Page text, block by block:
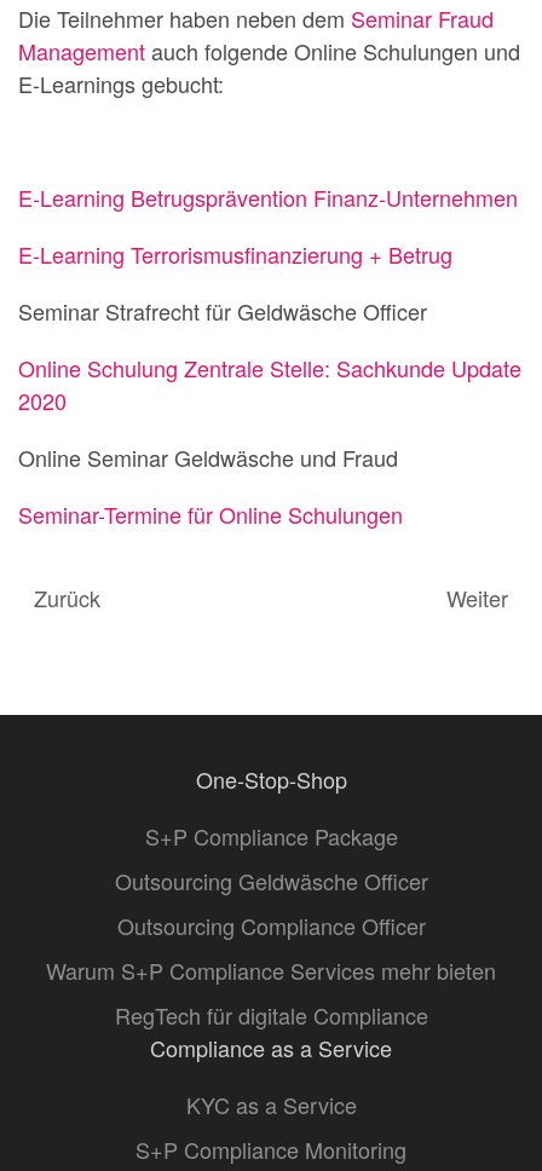
Die Teilnehmer haben neben dem Seminar Fraud
Managementauch folgende Online Schulungen und
E-Learnings gebucht:
E-Learning Betrugsprävention Finanz-Unternehmen
E-Learning Terrorismusfinanzierung + Betrug
Seminar Strafrecht für Geldwäsche Officer
Online Schulung Zentrale Stelle: Sachkunde Update
2020
Online Seminar Geldwäsche und Fraud
Seminar-Termine für Online Schulungen
Zurück Weiter
One-Stop-Shop
S+P Compliance Package
Outsourcing Geldwäsche Officer
Outsourcing Compliance Officer
Warum S+P Compliance Services mehr bieten
RegTech für digitale Compliance
Compliance as a Service
KYC as a Service
S+P Compliance Monitoring